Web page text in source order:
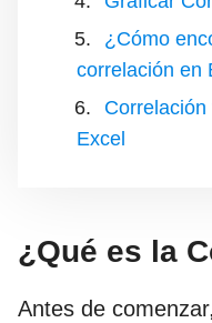
¿Cómo
correlación en
Excel
¿Qué es la
Antes de